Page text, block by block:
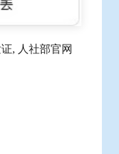
, 人社部官网